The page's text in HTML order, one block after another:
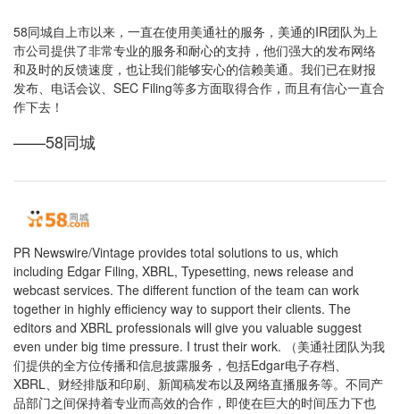
58同城自上市以来，一直在使用美通社的服务，美通的IR团队为上
市公司提供了非常专业的服务和耐心的支持，他们强大的发布网络
和及时的反馈速度，也让我们能够安心的信赖美通。我们已在财报
发布、电话会议、SEC Filing等多方面取得合作，而且有信心一直合
作下去！
——58同城
PR Newswire/Vintage provides total solutions to us, which
including Edgar Filing, XBRL, Typesetting, news release and
webcast services. The different function of the team can work
together in highly efficiency way to support their clients. The
editors and XBRL professionals will give you valuable suggest
even under big time pressure. I trust their work. （美通社团队为我
们提供的全方位传播和信息披露服务，包括Edgar电子存档、
XBRL、财经排版和印刷、新闻稿发布以及网络直播服务等。不同产
品部门之间保持着专业而高效的合作，即使在巨大的时间压力下也